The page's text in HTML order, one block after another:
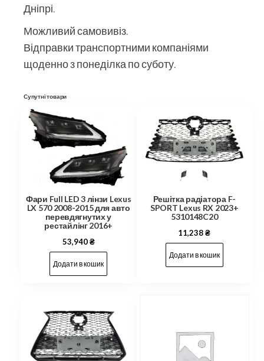
Дніпрі.
Можливий самовивіз.
Відправки транспортними компаніями
щоденно з понеділка по суботу.
Супутні товари
Фари Full LED 3 лінзи Lexus
LX 570 2008-2015 для авто
перевдягнутих у
рестайлінг 2016+
53,940₴
Додати в кошик
Решітка радіатора F-
SPORT Lexus RX 2023+
5310148C20
11,238₴
Додати в кошик